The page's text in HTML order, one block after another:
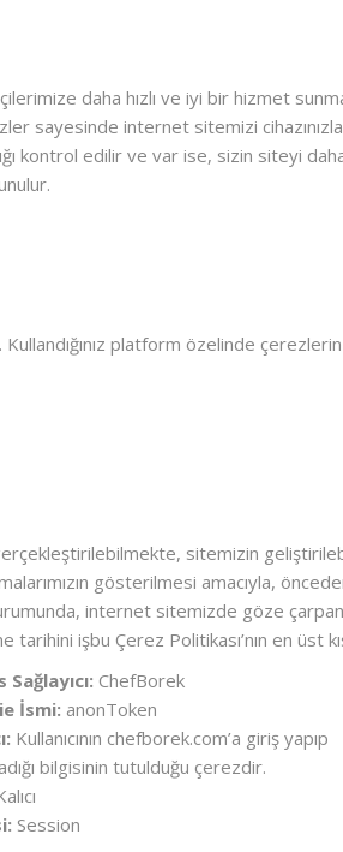
daha hızlı ve iyi bir hizmet
sayesinde internet sitemizi
kontrol edilir ve var ise, sizin siteyi
platform özelinde
sitemizin
gösterilmesi amacıyla,
internet sitemizde göze
tarihini işbu Çerez Politikası’nın en üst
Sağlayıcı: ChefBorek
İsmi: anonToken
Kullanıcının chefborek.com’a giriş yapıp
bilgisinin tutulduğu çerezdir.
Session